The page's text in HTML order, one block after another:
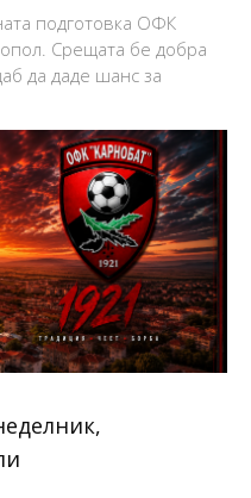
подготовка ОФК
Срещата бе добра
да даде шанс за